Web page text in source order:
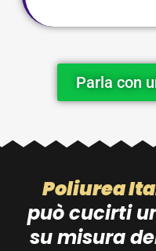
Parla con
Poliurea
può cucirti
su misura